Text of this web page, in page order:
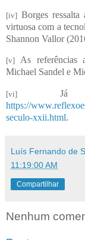
[iv] Borges
virtuosa com a
Shannon Vallor
[v] As referências
Michael Sandel e
[vi] Já
https://
seculo-xxii.html.
Luís Fernando de
11:19:00 AM
Compartilhar
Nenhum